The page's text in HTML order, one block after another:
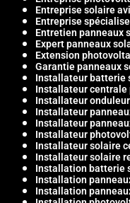
Entreprise solaire
Entreprise
Entretien panneaux
Expert panneaux
Extension
Garantie panneaux
Installateur batterie
Installateur centrale
Installateur
Installateur
Installateur
Installateur
Installateur solaire
Installateur solaire
Installation batterie
Installation
Installation